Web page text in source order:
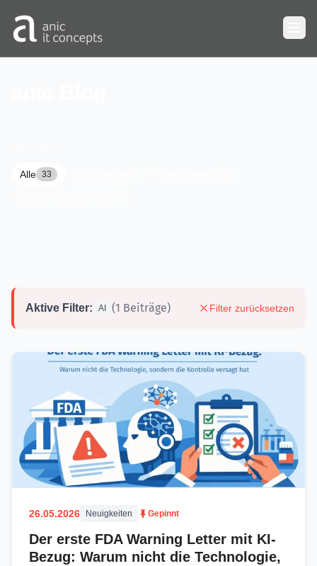
Alle 33
Aktive Filter: AI (1 Beiträge) Filter zurücksetzen
26.05.2026 Neuigkeiten Gepinnt
Der erste FDA Warning Letter mit KI-
Bezug: Warum nicht die Technologie,